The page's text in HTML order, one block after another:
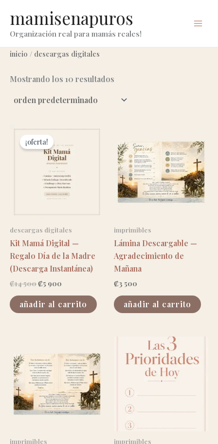
contenido
mamisenapuros
Organización real para mamás reales!
inicio / descargas digitales
Mostrando los 10 resultados
¡oferta!
descargas digitales
Kit Mamá Digital —
Regalo Día de la Madre
(Descarga Instantánea)
₡14 500el
original
era:
₡5 900
actual
es:
añadir al carrito
imprimibles
Lámina Descargable —
Agradecimiento de
Mañana
₡3 500
añadir al carrito
imprimibles imprimibles